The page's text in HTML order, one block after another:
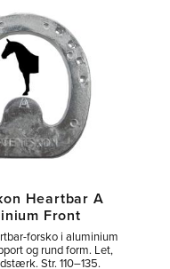
Heartbar A
Front
for­sko i aluminium
og rund form. Let,
Str. 110–135.